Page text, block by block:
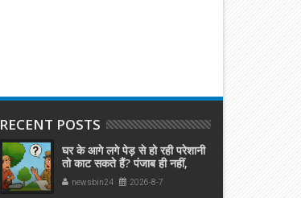
RECENT POSTS
घर के आगे लगे पेड़ से हो रही परेशानी
तो काट सकते हैं? पंजाब ही नहीं,
दिल्‍ली-यूपी समेत पूरे देश का नियम
जान लें
newsbin24 2026-8-7